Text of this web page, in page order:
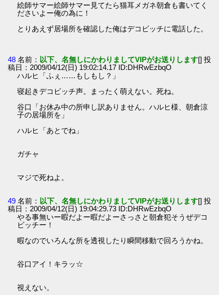
絵師サマー絵師サマー見てたら猫耳メガネ朝倉も書いてく
ださいよー俺の為に！
とりあえず居場所を確認した俺はデコビッチに電話した。
48 名前： 以下、名無しにかわりましてVIPがお送りします[] 投
稿日：2009/04/12(日) 19:02:14.17 ID:DHRwEzbqO
ハルヒ「ふぇ……もしもし？」
寝起きデコビッチ声。まったく萌えない。死ね。
谷口「お休み中の所申し訳ありません。ハルヒ様、朝倉涼
子の居場所を」
ハルヒ「あとでね」
ガチャ
マジで死ねよ。
49 名前： 以下、名無しにかわりましてVIPがお送りします[] 投
稿日：2009/04/12(日) 19:04:29.73 ID:DHRwEzbqO
やる事無いー暇だよー暇だよーさっさと朝倉犯そうぜデコ
ビッチー！
暇なのでいろんな所を透視したり瞬間移動で回ろうかね。
谷口アイ！キラッ☆
視えない。